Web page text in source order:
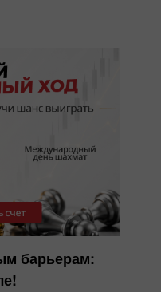
барьерам: